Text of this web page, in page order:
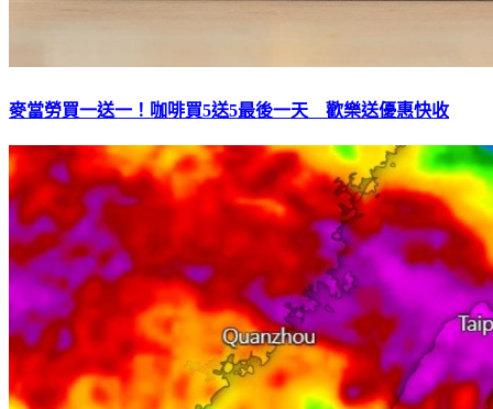
麥當勞買一送一！咖啡買5送5最後一天 歡樂送優惠快收